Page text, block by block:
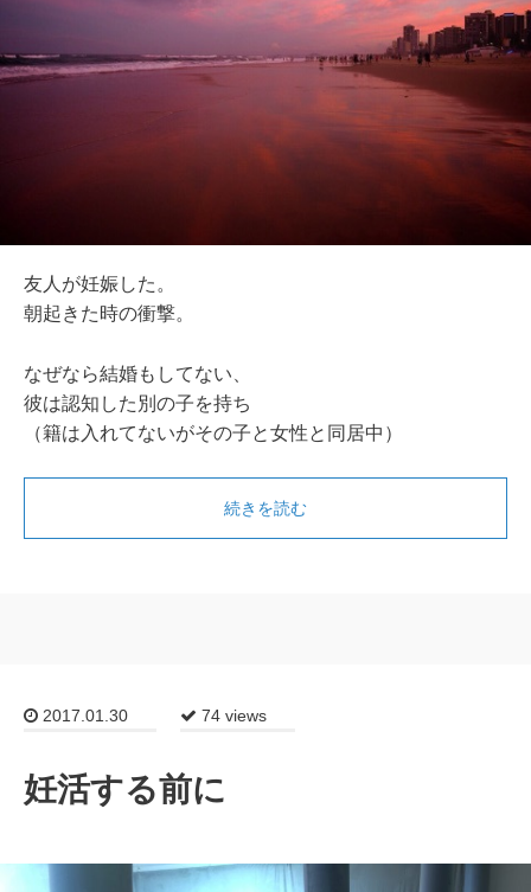
友人が妊娠した。
朝起きた時の衝撃。
なぜなら結婚もしてない、
彼は認知した別の子を持ち
（籍は入れてないがその子と女性と同居中）
続きを読む
2017.01.30 74 views
妊活する前に